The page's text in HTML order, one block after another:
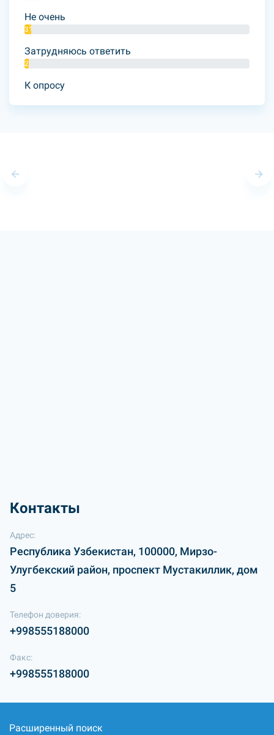
Не очень
3%
Затрудняюсь ответить
2%
К опросу
Контакты
Адрес:
Республика Узбекистан, 100000, Мирзо-
Улугбекский район, проспект Мустакиллик, дом
5
Телефон доверия:
+998555188000
Факс:
+998555188000
Расширенный поиск